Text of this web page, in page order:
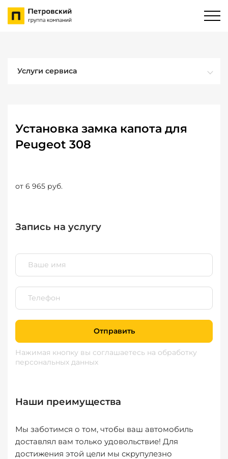
Услуги сервиса
Установка замка капота для
Peugeot 308
от 6 965 руб.
Запись на услугу
Отправить
Нажимая кнопку вы соглашаетесь на обработку
персональных данных
Наши преимущества
Мы заботимся о том, чтобы ваш автомобиль
доставлял вам только удовольствие! Для
достижения этой цели мы скрупулезно